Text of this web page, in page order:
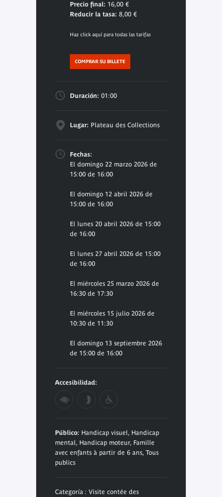
Precio final: 16,00 €
Reducir la tasa: 8,00 €
Haz click aquí para todas las tarifas
COMPRAR SU BILLETE
Duración: 01:00
Lugar: Plateau des Collections
Fechas:
El domingo 22 marzo 2026 de
15:00 de 16:00
El domingo 12 abril 2026 de
15:00 de 16:00
El lunes 20 abril 2026 de 15:00
de 16:00
El lunes 27 abril 2026 de 15:00
de 16:00
El miércoles 25 marzo 2026 de
16:30 de 17:30
El miércoles 15 julio 2026 de
10:30 de 11:30
El domingo 13 septiembre 2026
de 15:00 de 16:00
Accesibilidad:
Público: Handicap visuel, Handicap
mental, Handicap moteur, Famille
avec enfants à partir de 6 ans, Tous
publics
Categoría : Visite contée des